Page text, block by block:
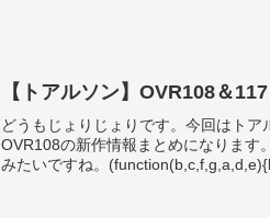
【トアルソン】OVR108＆
どうもじょりじょりです。今回はトア
OVR108の新作情報まとめになります
みたいですね。